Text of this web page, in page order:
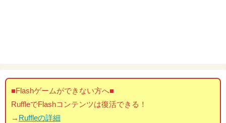
■Flashゲームができない方へ■
RuffleでFlashコンテンツは復活できる！
→ Ruffleの詳細